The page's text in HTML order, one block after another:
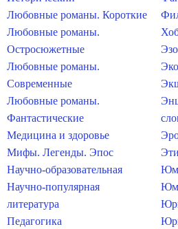
Любовные романы. Короткие
Любовные романы.
Остросюжетные
Любовные романы.
Современные
Любовные романы.
Фантастические
Медицина и здоровье
Мифы. Легенды. Эпос
Научно-образовательная
Научно-популярная
литература
Педагогика